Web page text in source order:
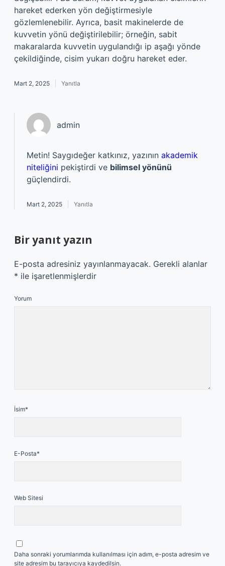
hareket ederken yön değiştirmesiyle
gözlemlenebilir. Ayrıca, basit makinelerde de
kuvvetin yönü değiştirilebilir; örneğin, sabit
makaralarda kuvvetin uygulandığı ip aşağı yönde
çekildiğinde, cisim yukarı doğru hareket eder.
Mart 2, 2025 Yanıtla
admin
Metin! Saygıdeğer katkınız, yazının akademik
niteliğini pekiştirdi ve bilimsel yönünü
güçlendirdi.
Mart 2, 2025 Yanıtla
Bir yanıt yazın
E-posta adresiniz yayınlanmayacak. Gerekli alanlar
* ile işaretlenmişlerdir
Yorum
İsim*
E-Posta*
Web Sitesi
Daha sonraki yorumlarımda kullanılması için adım, e-posta adresim ve
site adresim bu tarayıcıya kaydedilsin.